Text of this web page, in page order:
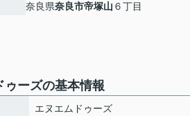
奈良県奈良市帝塚山 ６丁目
ゥーズの基本情報
エヌエムドゥーズ